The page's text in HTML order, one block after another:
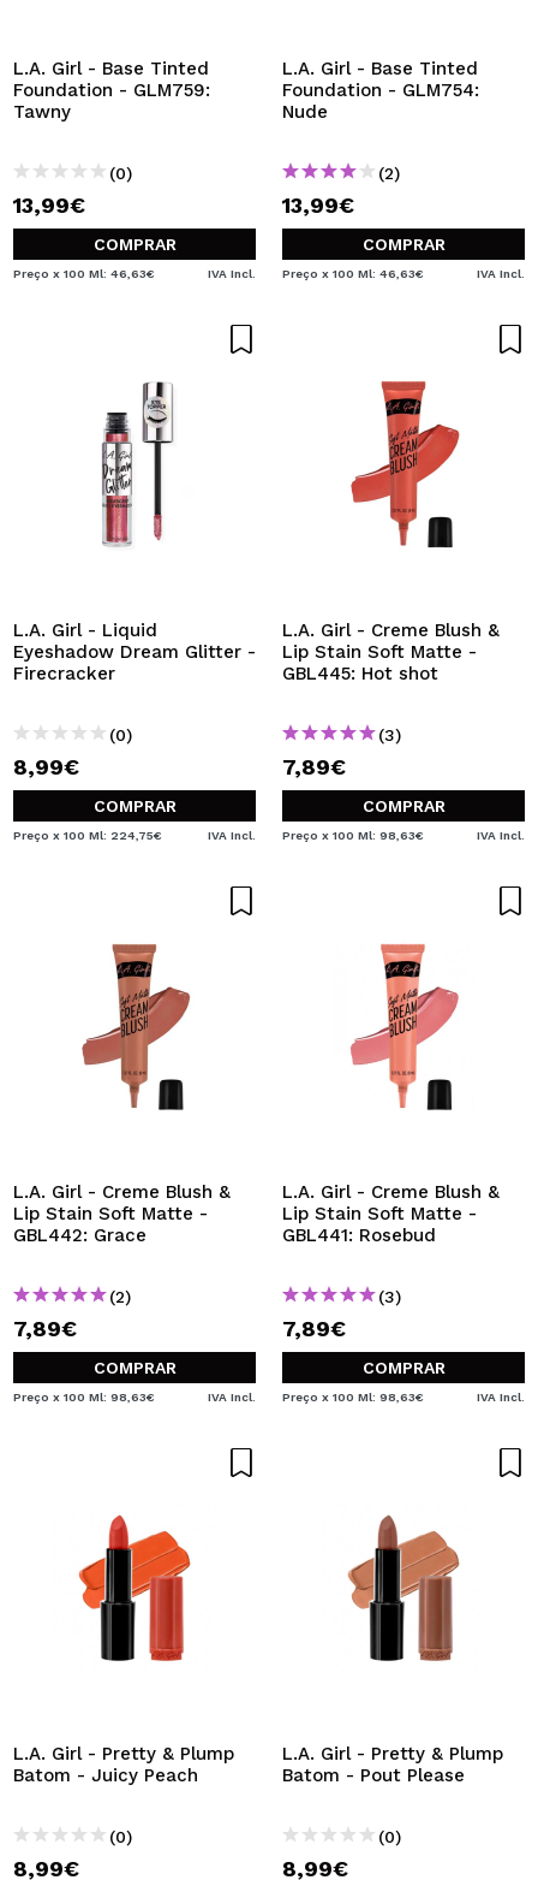
L.A. Girl - Base Tinted
Foundation - GLM759:
Tawny
(0)
13,99€
COMPRAR
Preço x 100 Ml: 46,63€ IVA Incl.
L.A. Girl - Base Tinted
Foundation - GLM754:
Nude
(2)
13,99€
COMPRAR
Preço x 100 Ml: 46,63€ IVA Incl.
L.A. Girl - Liquid
Eyeshadow Dream Glitter -
Firecracker
(0)
8,99€
COMPRAR
Preço x 100 Ml: 224,75€ IVA Incl.
L.A. Girl - Creme Blush &
Lip Stain Soft Matte -
GBL445: Hot shot
(3)
7,89€
COMPRAR
Preço x 100 Ml: 98,63€ IVA Incl.
L.A. Girl - Creme Blush &
Lip Stain Soft Matte -
GBL442: Grace
(2)
7,89€
COMPRAR
Preço x 100 Ml: 98,63€ IVA Incl.
L.A. Girl - Creme Blush &
Lip Stain Soft Matte -
GBL441: Rosebud
(3)
7,89€
COMPRAR
Preço x 100 Ml: 98,63€ IVA Incl.
L.A. Girl - Pretty & Plump
Batom - Juicy Peach
(0)
8,99€
L.A. Girl - Pretty & Plump
Batom - Pout Please
(0)
8,99€